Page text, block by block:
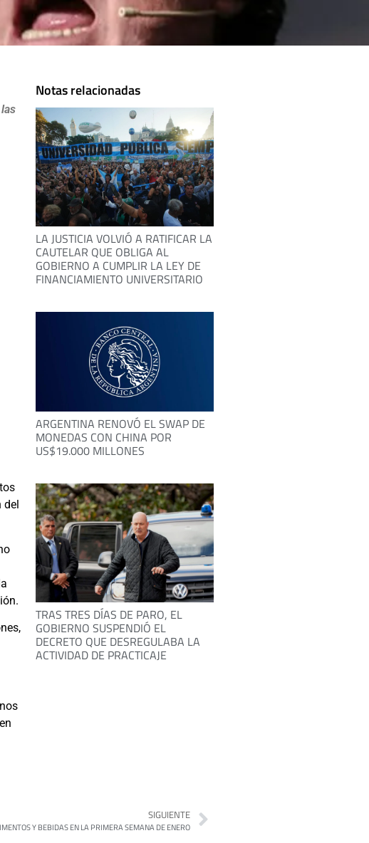
Notas relacionadas
LA JUSTICIA VOLVIÓ A RATIFICAR LA
CAUTELAR QUE OBLIGA AL
GOBIERNO A CUMPLIR LA LEY DE
FINANCIAMIENTO UNIVERSITARIO
ARGENTINA RENOVÓ EL SWAP DE
MONEDAS CON CHINA POR
US$19.000 MILLONES
TRAS TRES DÍAS DE PARO, EL
GOBIERNO SUSPENDIÓ EL
DECRETO QUE DESREGULABA LA
ACTIVIDAD DE PRACTICAJE
SIGUIENTE
Y BEBIDAS EN LA PRIMERA SEMANA DE ENERO